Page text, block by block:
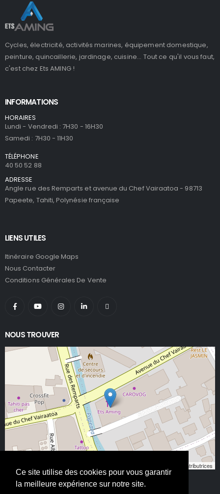
Ce site utilise des cookies pour vous garantir
la meilleure expérience sur notre site.
Cycles, électricité, activités marines, équipement domestique,
peinture, quincaillerie, jardinage, cuisine... Tout ce qu'il vous faut,
c'est chez Ets AMING !
INFORMATIONS
HORAIRES
Lundi - Vendredi : 7H30 - 16H30
Samedi : 7H30 - 11H30
TÉLÉPHONE
40 50 52 88
ADRESSE
Angle rue des Remparts et avenue du Chef Vairaatoa - 98713
Papeete, Tahiti, Polynésie française
LIENS UTILES
Itinéraire Google Maps
Nous Contacter
Conditions Générales De Vente
NOUS TROUVER
contributeurs/contributrices